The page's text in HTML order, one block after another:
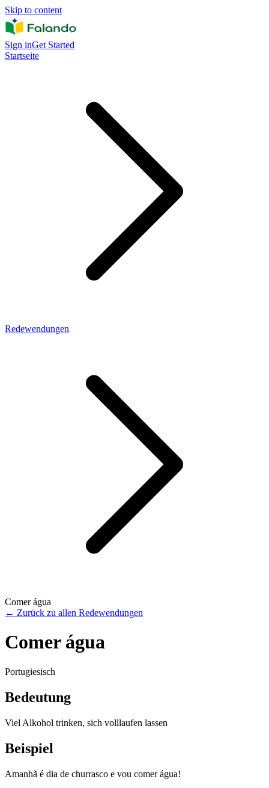
Skip to content
Sign inGet Started
Startseite
Redewendungen
Comer água
← Zurück zu allen Redewendungen
Comer água
Portugiesisch
Bedeutung
Viel Alkohol trinken, sich volllaufen lassen
Beispiel
Amanhã é dia de churrasco e vou comer água!